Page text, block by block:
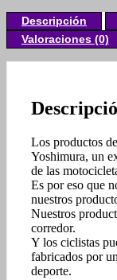
Descripción
Valoraciones (0)
Los productos
Yoshimura, un
de las
Es por eso que
nuestros
Nuestros
corredor.
Y los ciclistas
fabricados por
deporte.